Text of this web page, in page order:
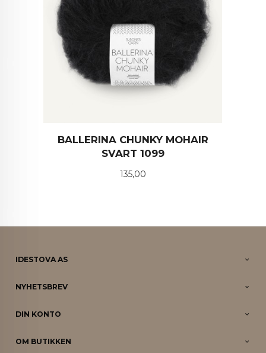
BALLERINA CHUNKY MOHAIR
SVART 1099
Pris
135,00
IDESTOVA AS
NYHETSBREV
DIN KONTO
OM BUTIKKEN